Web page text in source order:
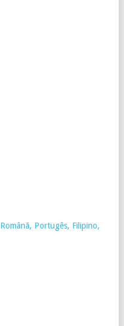
Românã, Portugês, Filipino,